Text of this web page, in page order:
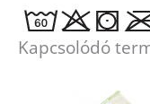
Kapcsolódó